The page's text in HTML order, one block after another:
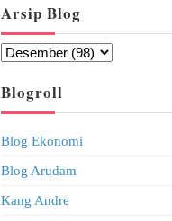
Arsip Blog
Blogroll
Blog Ekonomi
Blog Arudam
Kang Andre